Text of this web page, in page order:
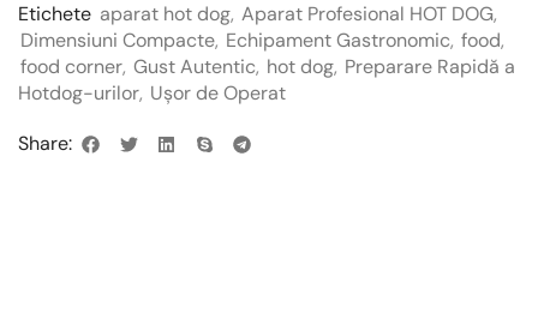
Etichete aparat hot dog, Aparat Profesional HOT DOG,
Dimensiuni Compacte, Echipament Gastronomic, food,
food corner, Gust Autentic, hot dog, Preparare Rapidă a
Hotdog-urilor, Ușor de Operat
Share: